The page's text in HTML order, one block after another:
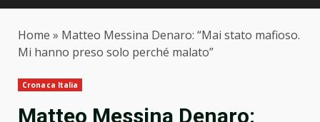
Home » Matteo Messina Denaro: “Mai stato mafioso.
Mi hanno preso solo perché malato”
Cronaca Italia
Matteo Messina Denaro: